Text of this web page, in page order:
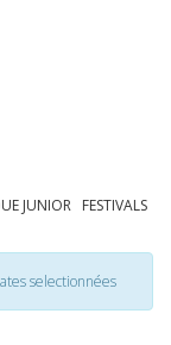
JUNIOR FESTIVALS
selectionnées